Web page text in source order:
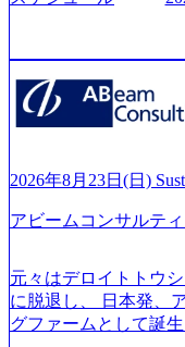
ら黒字経営。年間
527843-d227-4df8-
age.googleapis.com/
es/
200x666.webp 年間
能 社内転職が活発で
ことが可能 事業開発
ス」型の組織体。社
165942_70f09968-
p ## 働き方／WLB／
スがあり、 働き甲斐
手掛けたプロジェク
るグローバル化」「
ィアン・ウエストウ
ンサルティング活動
社「ARISE analytics
ジタル人材育成の支援
2/Accenture-Recruiting-
rs/corporate/document/
のキャリアブログ
careers-blog) 江川社長
kkei.com/atcl/gen/19/
2026年8月23日(日)
アビームコンサルテ
元々はデロイトトウ
に脱退し、 日本発、
グファームとして誕